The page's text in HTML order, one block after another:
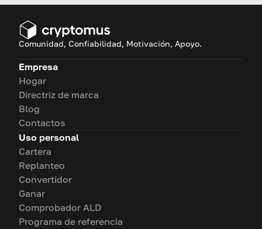
Comunidad, Confiabilidad, Motivación, Apoyo.
Empresa
Hogar
Directriz de marca
Blog
Contactos
Uso personal
Cartera
Replanteo
Convertidor
Ganar
Comprobador ALD
Programa de referencia